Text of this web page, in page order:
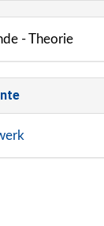
- Theorie